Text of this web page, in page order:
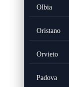
Olbia
Oristano
Orvieto
Padova